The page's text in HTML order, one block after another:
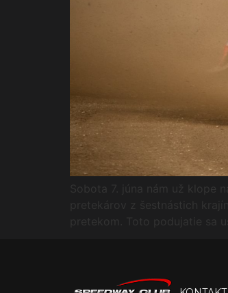
Sobota 7. júna nám už
pretekárov z šestnástich
pretekom. Toto podujatie sa